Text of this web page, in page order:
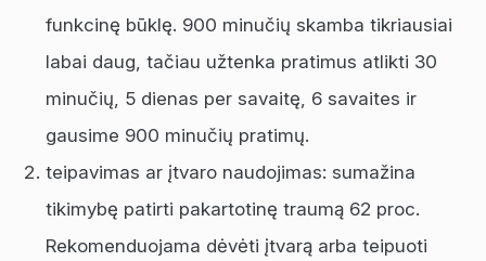
funkcinę būklę. 900 minučių skamba tikriausiai
labai daug, tačiau užtenka pratimus atlikti 30
minučių, 5 dienas per savaitę, 6 savaites ir
gausime 900 minučių pratimų.
teipavimas ar įtvaro naudojimas: sumažina
tikimybę patirti pakartotinę traumą 62 proc.
Rekomenduojama dėvėti įtvarą arba teipuoti